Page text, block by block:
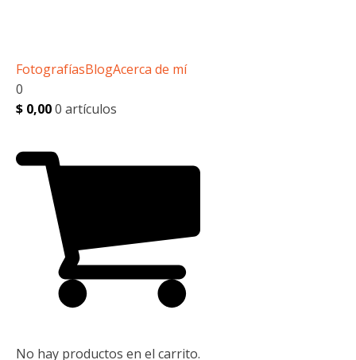
FotografíasBlogAcerca de mí
0
$ 0,000 artículos
No hay productos en el carrito.